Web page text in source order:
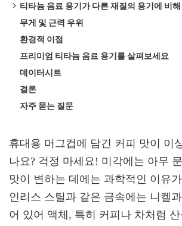
티타늄 프리미엄이 좋은 이유는 무엇일
티타늄의 생체 적합성
항공우주 여행
제조 공정 개선
상태 기호
티타늄 음료 용기가 다른 재질의 용기에 비
스테인리스강 대비 내구성
건강한 대안
항균 특성
열효율
충격 저항
무게 및 근력 우위
환경적 이점
프리미엄 티타늄 음료 용기를 살펴보세요
데이터시트
결론
자주 묻는 질문
휴대용 머그컵에 담긴 커피 맛이 이
나요? 걱정 마세요! 미각에는 아무
맛이 변하는 데에는 과학적인 이유
인리스 스틸과 같은 금속에는 니켈
어 있어 액체, 특히 커피나 차처럼